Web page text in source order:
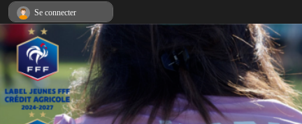
Se connecter
Panneau de gestion des cookies